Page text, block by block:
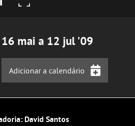
16 mai a 12 jul '09
Adicionar a calendário
David Santos